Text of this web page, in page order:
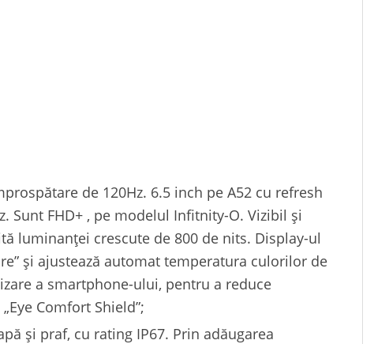
de 120Hz. 6.5 inch pe A52 cu refresh
Sunt FHD+ , pe modelul Infitnity-O. Vizibil și
luminanței crescute de 800 de nits. Display-ul
și ajustează automat temperatura culorilor de
a smartphone-ului, pentru a reduce
Comfort Shield”;
și praf, cu rating IP67. Prin adăugarea